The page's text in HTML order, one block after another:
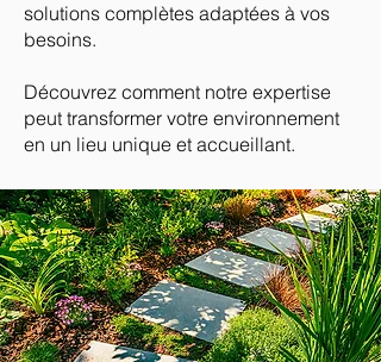
solutions complètes adaptées à vos
besoins.
Découvrez comment notre expertise
peut transformer votre environnement
en un lieu unique et accueillant.